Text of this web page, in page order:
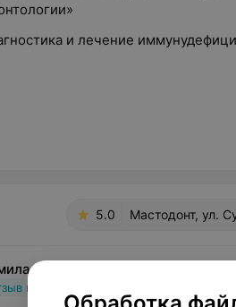
и лечение
5.0 Мастодонт, ул.
Луневич
подтвержден